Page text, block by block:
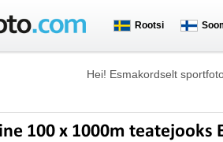
Rootsi
Hei! Esmakordselt
100 x 1000m teatejooks